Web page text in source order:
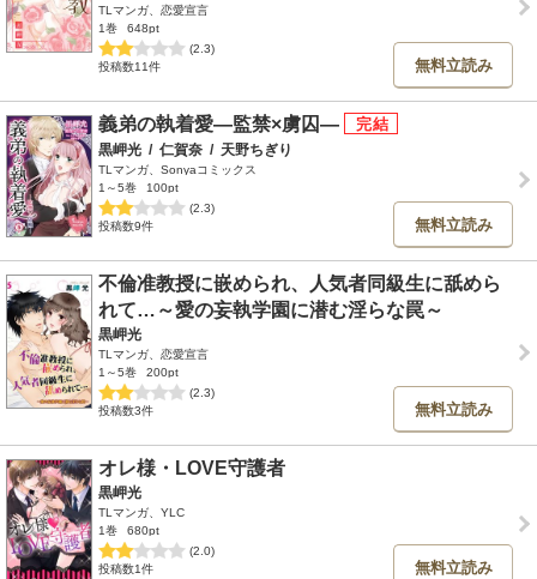
TLマンガ、恋愛宣言
1巻
648pt
(2.3)
投稿数11件
無料立読み
義弟の執着愛―監禁×虜囚―
黒岬光 / 仁賀奈 / 天野ちぎり
TLマンガ、Sonyaコミックス
1～5巻
100pt
(2.3)
投稿数9件
無料立読み
不倫准教授に嵌められ、人気者同級生に舐めら
れて…～愛の妄執学園に潜む淫らな罠～
黒岬光
TLマンガ、恋愛宣言
1～5巻
200pt
(2.3)
投稿数3件
無料立読み
オレ様・LOVE守護者
黒岬光
TLマンガ、YLC
1巻
680pt
(2.0)
投稿数1件
無料立読み